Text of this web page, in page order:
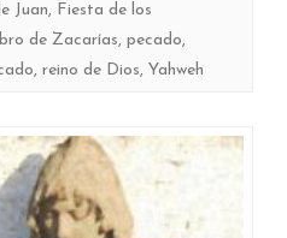
Juan, Fiesta de los
de Zacarías, pecado,
, reino de Dios, Yahweh